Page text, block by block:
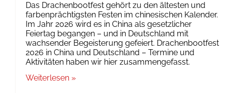
Das Drachenbootfest gehört zu den ältesten und
farbenprächtigsten Festen im chinesischen Kalender.
Im Jahr 2026 wird es in China als gesetzlicher
Feiertag begangen – und in Deutschland mit
wachsender Begeisterung gefeiert. Drachenbootfest
2026 in China und Deutschland – Termine und
Aktivitäten haben wir hier zusammengefasst.
Weiterlesen »